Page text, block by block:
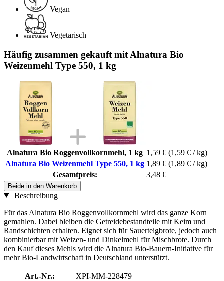
Vegan
Vegetarisch
Häufig zusammen gekauft mit Alnatura Bio
Weizenmehl Type 550, 1 kg
Alnatura Bio Roggenvollkornmehl, 1 kg 1,59 € (1,59 € / kg)
Alnatura Bio Weizenmehl Type 550, 1 kg 1,89 € (1,89 € / kg)
Gesamtpreis:
3,48 €
Beide in den Warenkorb
Beschreibung
Für das Alnatura Bio Roggenvollkornmehl wird das ganze Korn
gemahlen. Dabei bleiben die Getreidebestandteile mit Keim und
Randschichten erhalten. Eignet sich für Sauerteigbrote, jedoch auch
kombinierbar mit Weizen- und Dinkelmehl für Mischbrote. Durch
den Kauf dieses Mehls wird die Alnatura Bio-Bauern-Initiative für
mehr Bio-Landwirtschaft in Deutschland unterstützt.
Art.-Nr.:
XPI-MM-228479